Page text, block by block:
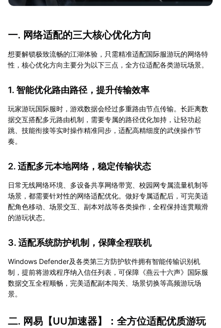
一. 网络适配的三大核心优化方向
想要解锁极致流畅的江湖体验，只需精准适配国际服游玩的网络特
性，核心优化方向主要分为以下三点，全方位适配各类游玩场景。
1. 智能优化路由路径，提升传输效率
玩家游玩国际服时，游戏数据会经过多重路由节点传输。长距离数
据交互搭配多元路由机制，需要专属的路径优化加持，让轻功起
跳、技能衔接等实时操作精准同步，适配高精细度的武侠操作节
奏。
2. 适配多元本地网络，稳定传输状态
日常无线网络环境、多设备共享网络带宽、校园网专属流量机制等
场景，都需要针对性的网络适配优化。做好专属适配后，可完美适
配角色移动、场景交互、副本对战等各类操作，全程保持连贯顺滑
的游玩状态。
3. 适配系统防护机制，保障全程联机
Windows Defender及各类第三方防护软件拥有智能传输识别机
制，提前将游戏程序纳入信任列表，可保障《燕云十六声》国际服
数据交互全程顺畅，完美适配副本闯关、场景切换等高频游玩场
景。
二. 网易【UU加速器】：全方位适配优质游玩